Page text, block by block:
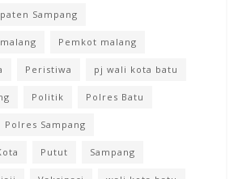
Sampang
Pemkot malang
Peristiwa pj wali kota batu
Politik Polres Batu
Polres Sampang
Putut Sampang